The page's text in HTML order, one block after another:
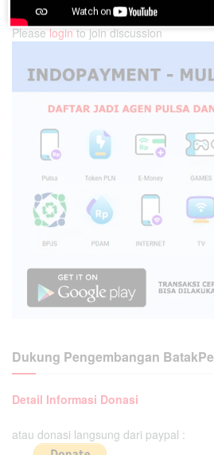
Please login to join discussion
Dukung Pengembangan
Detail Informasi Donasi
atau donasi langsung dari paypal :